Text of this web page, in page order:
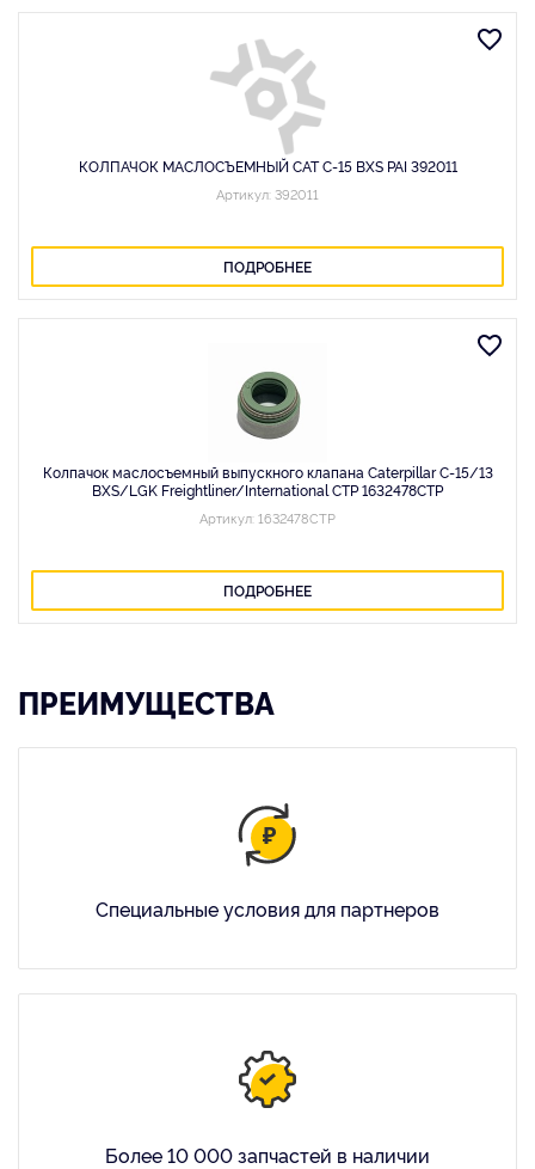
КОЛПАЧОК МАСЛОСЪЕМНЫЙ CAT C-15 BXS PAI 392011
Артикул: 392011
ПОДРОБНЕЕ
Колпачок маслосъемный выпускного клапана Caterpillar C-15/13
BXS/LGK Freightliner/International CTP 1632478CTP
Артикул: 1632478CTP
ПОДРОБНЕЕ
ПРЕИМУЩЕСТВА
Специальные условия для партнеров
Более 10 000 запчастей в наличии